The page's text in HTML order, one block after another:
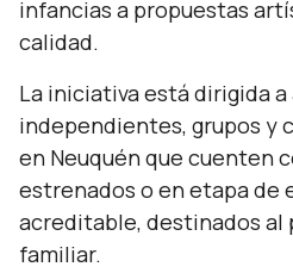
infancias a propuestas
calidad.
La iniciativa está dirigida
independientes, grupos y
en Neuquén que cuenten
estrenados o en etapa de
acreditable, destinados
familiar.